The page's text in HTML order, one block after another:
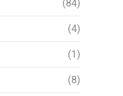
(84)
(4)
(1)
(8)